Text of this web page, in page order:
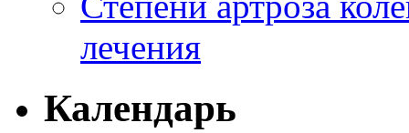
лечения
Календарь